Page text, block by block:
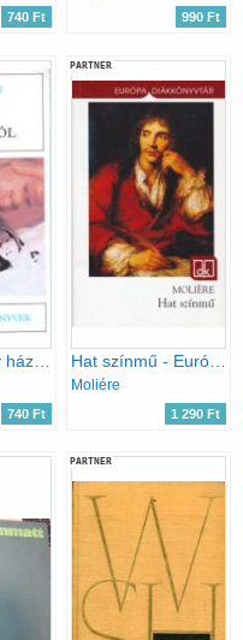
740 Ft 990 Ft
740 Ft
PARTNER
Hat színmű - Európa Diákkönyvtár
Moliére
1 290 Ft
PARTNER